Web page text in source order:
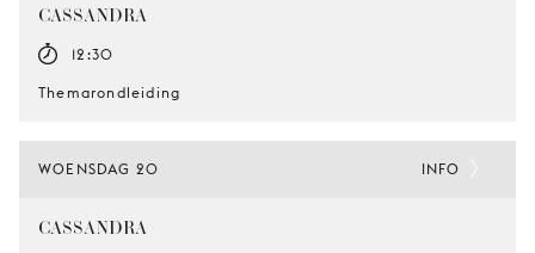
CASSANDRA
12:30
Themarondleiding
WOENSDAG 20
CASSANDRA
INFO